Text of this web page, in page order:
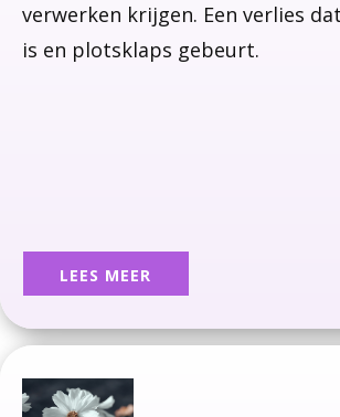
verwerken krijgen. Een verlies
is en plotsklaps gebeurt.
LEES MEER